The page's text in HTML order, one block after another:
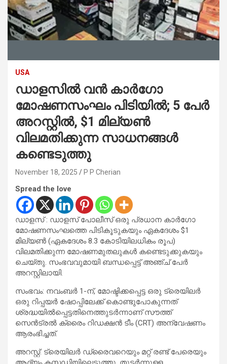
USA
ഡാളസിൽ വൻ കാർഗോ
മോഷണസംഘം പിടിയിൽ; 5 പേർ
അറസ്റ്റിൽ, $1 മില്യൺ
വിലമതിക്കുന്ന സാധനങ്ങൾ
കണ്ടെടുത്തു
November 18, 2025 P P Cherian
Spread the love
ഡാളസ് : ഡാളസ് പോലീസ് ഒരു പ്രധാന കാർഗോ
മോഷണസംഘത്തെ പിടികൂടുകയും ഏകദേശം $1
മില്യൺ (ഏകദേശം 8.3 കോടിയിലധികം രൂപ)
വിലമതിക്കുന്ന മോഷണമുതലുകൾ കണ്ടെടുക്കുകയും
ചെയ്തു. സംഭവവുമായി ബന്ധപ്പെട്ട് അഞ്ച് പേർ
അറസ്റ്റിലായി.
സംഭവം: നവംബർ 1-ന്, മോഷ്ടിക്കപ്പെട്ട ഒരു ട്രെയിലർ
ഒരു റിപ്പയർ ഷോപ്പിലേക്ക് കൊണ്ടുപോകുന്നത്
ശ്രദ്ധയിൽപ്പെട്ടതിനെത്തുടർന്നാണ് സൗത്ത്
സെൻട്രൽ ക്രൈം റിഡക്ഷൻ ടീം (CRT) അന്വേഷണം
ആരംഭിച്ചത്.
അറസ്റ്റ്: ട്രെയിലർ ഡ്രൈവറെയും മറ്റ് രണ്ട് പേരെയും